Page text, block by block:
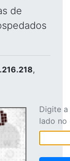
de
,
Digite
lado no